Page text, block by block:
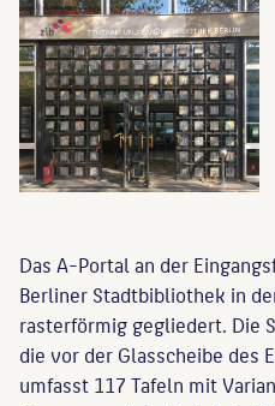
Das A-Portal an der
Berliner Stadtbibliothek in
rasterförmig gegliedert. Die
die vor der Glasscheibe des
umfasst 117 Tafeln mit